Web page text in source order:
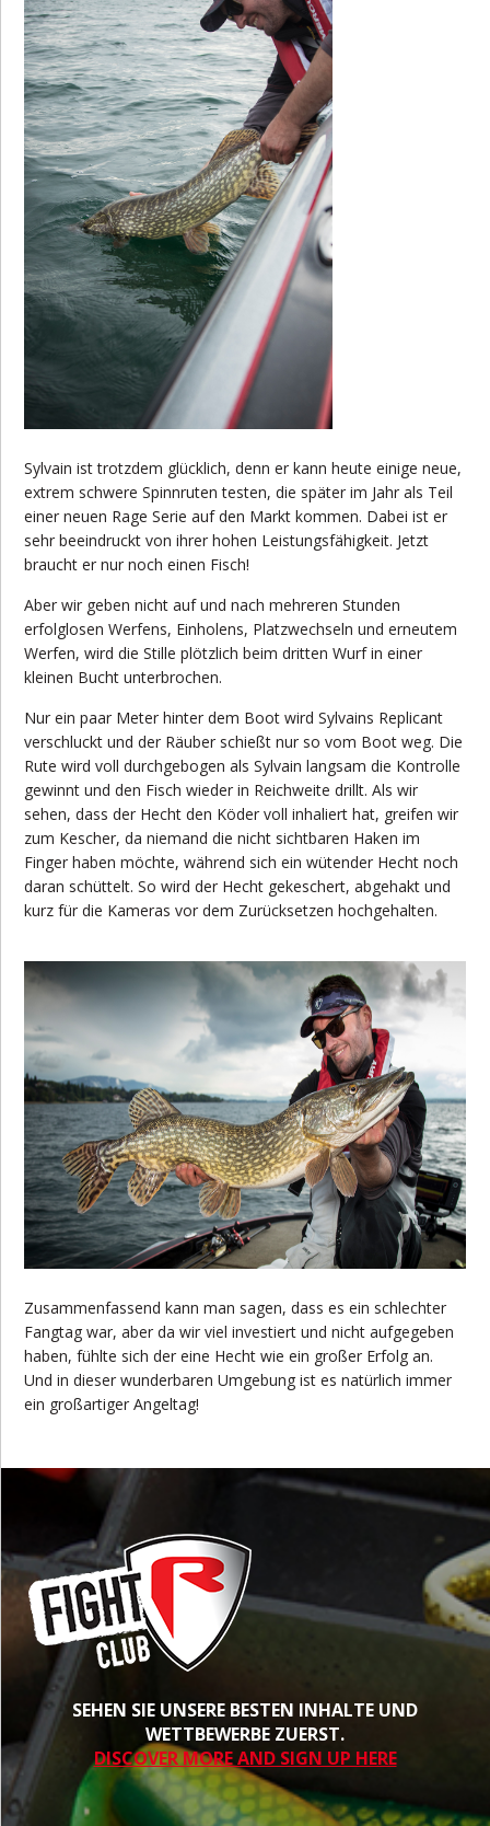
Sylvain ist trotzdem glücklich, denn er kann heute einige neue,
extrem schwere Spinnruten testen, die später im Jahr als Teil
einer neuen Rage Serie auf den Markt kommen. Dabei ist er
sehr beeindruckt von ihrer hohen Leistungsfähigkeit. Jetzt
braucht er nur noch einen Fisch!
Aber wir geben nicht auf und nach mehreren Stunden
erfolglosen Werfens, Einholens, Platzwechseln und erneutem
Werfen, wird die Stille plötzlich beim dritten Wurf in einer
kleinen Bucht unterbrochen.
Nur ein paar Meter hinter dem Boot wird Sylvains Replicant
verschluckt und der Räuber schießt nur so vom Boot weg. Die
Rute wird voll durchgebogen als Sylvain langsam die Kontrolle
gewinnt und den Fisch wieder in Reichweite drillt. Als wir
sehen, dass der Hecht den Köder voll inhaliert hat, greifen wir
zum Kescher, da niemand die nicht sichtbaren Haken im
Finger haben möchte, während sich ein wütender Hecht noch
daran schüttelt. So wird der Hecht gekeschert, abgehakt und
kurz für die Kameras vor dem Zurücksetzen hochgehalten.
Zusammenfassend kann man sagen, dass es ein schlechter
Fangtag war, aber da wir viel investiert und nicht aufgegeben
haben, fühlte sich der eine Hecht wie ein großer Erfolg an.
Und in dieser wunderbaren Umgebung ist es natürlich immer
ein großartiger Angeltag!
SEHEN SIE UNSERE BESTEN INHALTE UND
WETTBEWERBE ZUERST.
DISCOVER MORE AND SIGN UP HERE